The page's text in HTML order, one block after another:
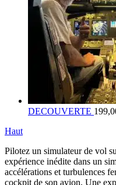
DECOUVERTE
Haut
Pilotez un simulateur de vol
expérience inédite dans un
accélérations et turbulences
cockpit de son avion. Une